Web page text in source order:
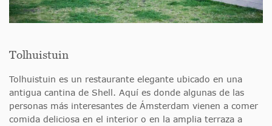
Tolhuistuin
Tolhuistuin es un restaurante elegante ubicado en una
antigua cantina de Shell. Aquí es donde algunas de las
personas más interesantes de Ámsterdam vienen a comer
comida deliciosa en el interior o en la amplia terraza a